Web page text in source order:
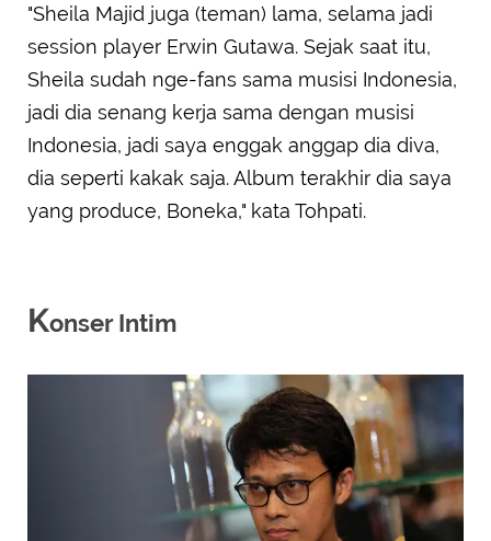
"Sheila Majid juga (teman) lama, selama jadi
session player Erwin Gutawa. Sejak saat itu,
Sheila sudah nge-fans sama musisi Indonesia,
jadi dia senang kerja sama dengan musisi
Indonesia, jadi saya enggak anggap dia diva,
dia seperti kakak saja. Album terakhir dia saya
yang produce, Boneka," kata Tohpati.
Konser Intim